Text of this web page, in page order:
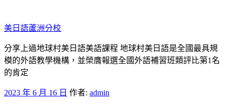
至
主
要
內
容
美日語蘆洲分校
分享上過地球村美日語美語課程 地球村美日語是全國最具規
模的外語教學機構，並榮膺報選全國外語補習班類評比第1名
的肯定
發
2023 年 6 月 16 日 作者: admin